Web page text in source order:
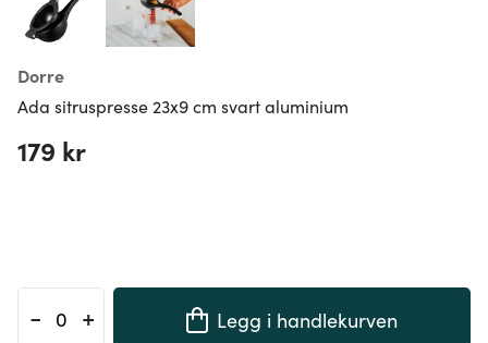
Dorre
Ada sitruspresse 23x9 cm svart aluminium
179 kr
- + Legg i handlekurven